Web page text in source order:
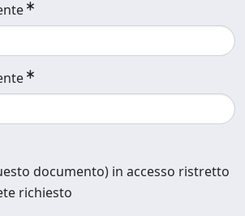
documento) in accesso ristretto
richiesto